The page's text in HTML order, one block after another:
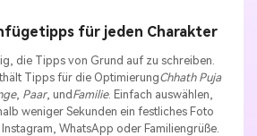
für jeden Charakter
die Tipps von Grund auf zu schreiben.
Tipps für die OptimierungChhath Puja
, Paar, und Familie. Einfach auswählen,
weniger Sekunden ein festliches Foto
WhatsApp oder Familiengrüße.